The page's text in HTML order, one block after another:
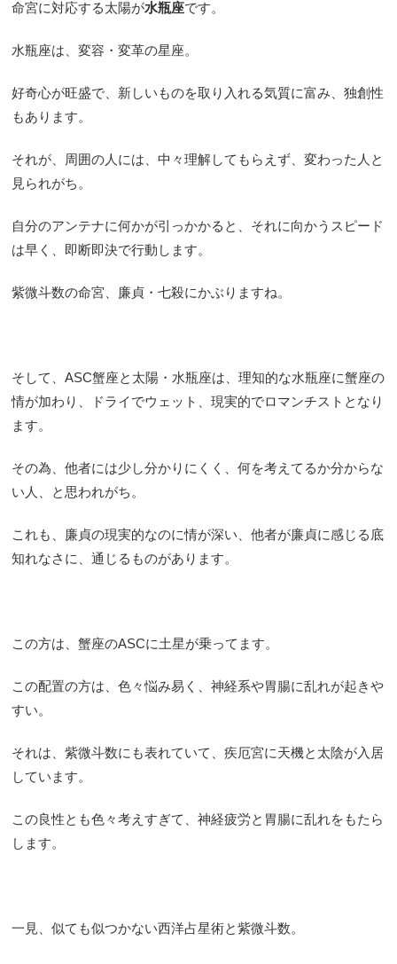
命宮に対応する太陽が水瓶座です。
水瓶座は、変容・変革の星座。
好奇心が旺盛で、新しいものを取り入れる気質に富み、独創性
もあります。
それが、周囲の人には、中々理解してもらえず、変わった人と
見られがち。
自分のアンテナに何かが引っかかると、それに向かうスピード
は早く、即断即決で行動します。
紫微斗数の命宮、廉貞・七殺にかぶりますね。
そして、ASC蟹座と太陽・水瓶座は、理知的な水瓶座に蟹座の
情が加わり、ドライでウェット、現実的でロマンチストとなり
ます。
その為、他者には少し分かりにくく、何を考えてるか分からな
い人、と思われがち。
これも、廉貞の現実的なのに情が深い、他者が廉貞に感じる底
知れなさに、通じるものがあります。
この方は、蟹座のASCに土星が乗ってます。
この配置の方は、色々悩み易く、神経系や胃腸に乱れが起きや
すい。
それは、紫微斗数にも表れていて、疾厄宮に天機と太陰が入居
しています。
この良性とも色々考えすぎて、神経疲労と胃腸に乱れをもたら
します。
一見、似ても似つかない西洋占星術と紫微斗数。